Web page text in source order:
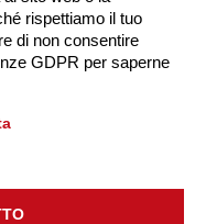
rispettiamo il tuo
di non consentire
GDPR per saperne